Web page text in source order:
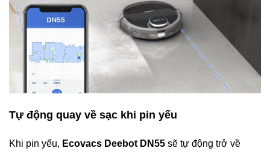
Tự động quay về sạc khi pin yếu
Khi pin yếu, Ecovacs Deebot DN55 sẽ tự động trở về